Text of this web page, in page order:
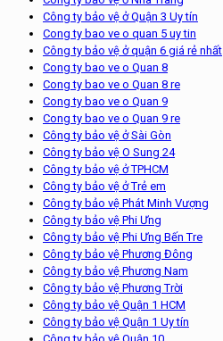
Công ty bảo vệ ở Quận 3 Uy tín
Cong ty bao ve o quan 5 uy tin
Công ty bảo vệ ở quận 6 giá rẻ nhất
Cong ty bao ve o Quan 8
Cong ty bao ve o Quan 8 re
Cong ty bao ve o Quan 9
Cong ty bao ve o Quan 9 re
Công ty bảo vệ ở Sài Gòn
Công ty bảo vệ O Sung 24
Công ty bảo vệ ở TPHCM
Công ty bảo vệ ở Trẻ em
Công ty bảo vệ Phát Minh Vượng
Công ty bảo vệ Phi Ưng
Công ty bảo vệ Phi Ưng Bến Tre
Công ty bảo vệ Phương Đông
Công ty bảo vệ Phương Nam
Công ty bảo vệ Phương Trời
Công ty bảo vệ Quận 1 HCM
Công ty bảo vệ Quận 1 Uy tín